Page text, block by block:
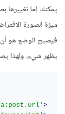
يمكنك إما تغييرها
ميزة الصورة
فيصبح الوضع هو أن
يظهر شيء، ولهذا
>